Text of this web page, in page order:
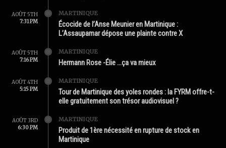
AOÛT 5TH
7:31 PM
MARTINIQUE
Écocide de l’Anse Meunier en Martinique :
L’Assaupamar dépose une plainte contre X
AOÛT 5TH
7:16 PM
MARTINIQUE
Hermann Rose -Élie …ça va mieux
AOÛT 4TH
5:15 PM
MARTINIQUE
Tour de Martinique des yoles rondes : la FYRM offre-t-
elle gratuitement son trésor audiovisuel ?
AOÛT 3RD
6:30 PM
MARTINIQUE
Produit de 1ère nécessité en rupture de stock en
Martinique